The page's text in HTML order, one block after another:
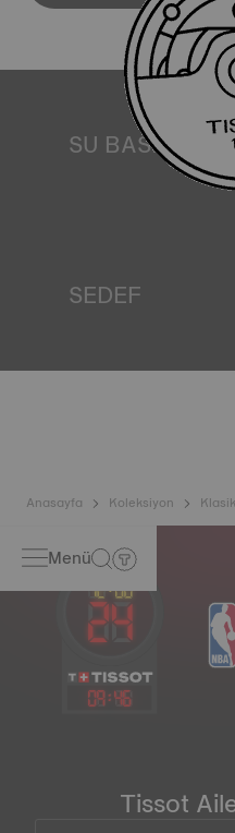
SU
Tüm Tissot saat kasaları,
dahil olmak üzere çeşitli
SEDEF
Anasayfa Koleksiyon Klasik
Menü
09:46
Tissot